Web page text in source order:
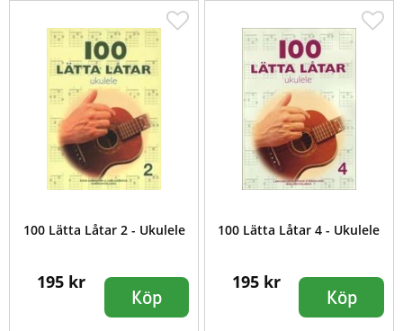
100 Lätta Låtar 2 - Ukulele
195 kr
Köp
100 Lätta Låtar 4 - Ukulele
195 kr
Köp